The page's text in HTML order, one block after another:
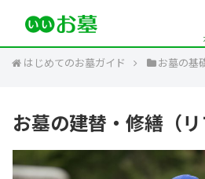
はじめてのお墓ガイド お墓の基
お墓の建替・修繕（